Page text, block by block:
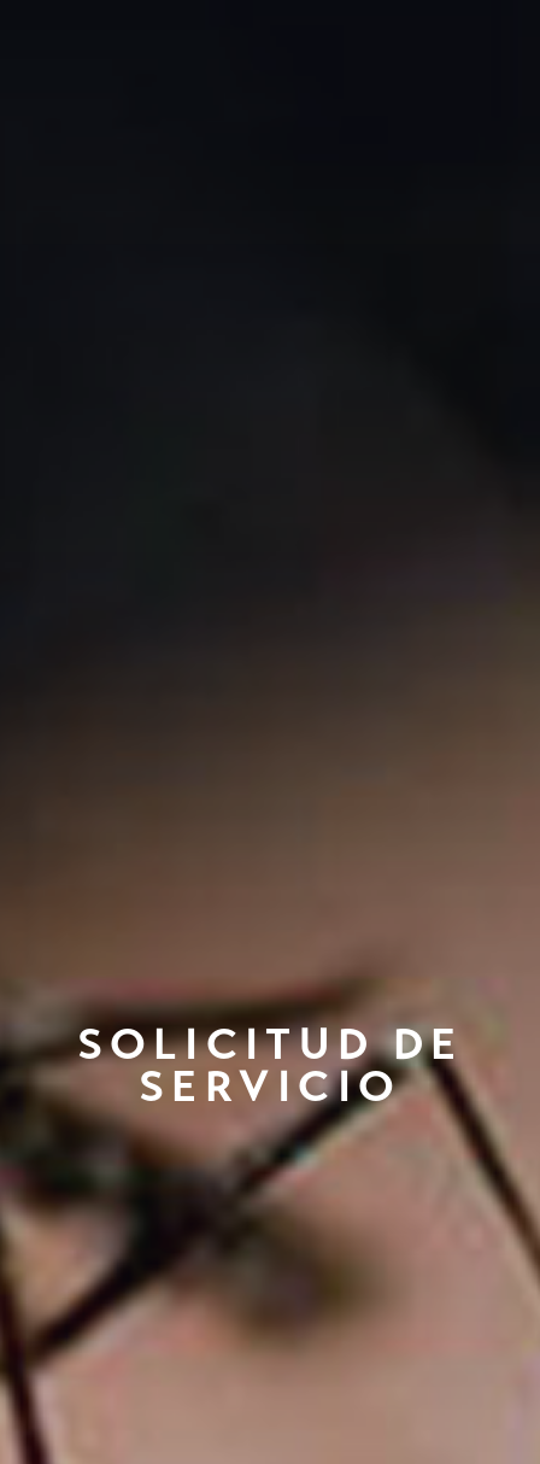
SOLICITUD DE
SERVICIO